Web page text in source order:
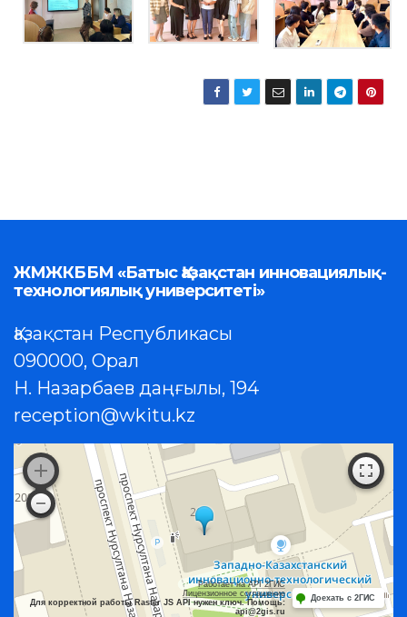
ЖМЖКББМ «Батыс Қазақстан инновациялық-
технологиялық университеті»
Қазақстан Республикасы
090000, Орал
Н. Назарбаев даңғылы, 194
reception@wkitu.kz
Работает на API 2ГИС
Лицензионное соглашение
Для корректной работы Raster JS API нужен ключ. Помощь:
api@2gis.ru
Доехать с 2ГИС